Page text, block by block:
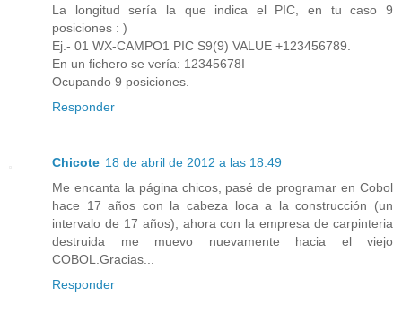
La longitud sería la que indica el PIC, en tu caso 9
posiciones : )
Ej.- 01 WX-CAMPO1 PIC S9(9) VALUE +123456789.
En un fichero se vería: 12345678I
Ocupando 9 posiciones.
Responder
Chicote 18 de abril de 2012 a las 18:49
Me encanta la página chicos, pasé de programar en Cobol
hace 17 años con la cabeza loca a la construcción (un
intervalo de 17 años), ahora con la empresa de carpinteria
destruida me muevo nuevamente hacia el viejo
COBOL.Gracias...
Responder